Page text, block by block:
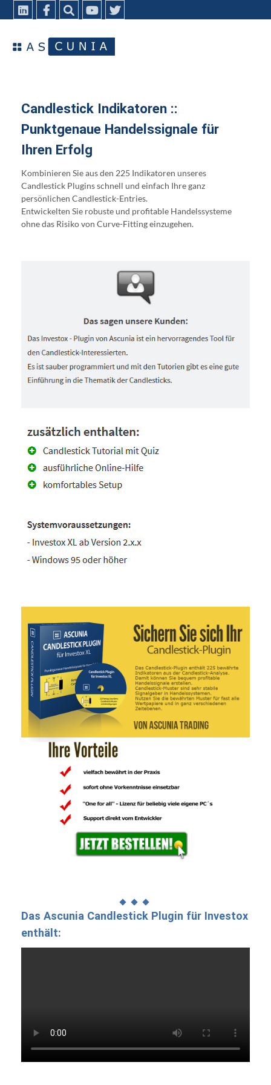
Candlestick Indikatoren ::
Punktgenaue Handelssignale für
Ihren Erfolg
Kombinieren Sie aus den 225 Indikatoren unseres
Candlestick Plugins schnell und einfach Ihre ganz
persönlichen Candlestick-Entries.
Entwickelten Sie robuste und profitable Handelssysteme
ohne das Risiko von Curve-Fitting einzugehen.
Das Ascunia Candlestick Plugin für Investox
enthält: